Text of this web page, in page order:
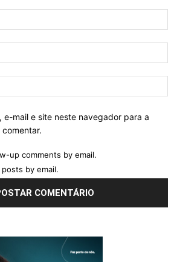
e-mail e site neste navegador para a
up comments by email.
by email.